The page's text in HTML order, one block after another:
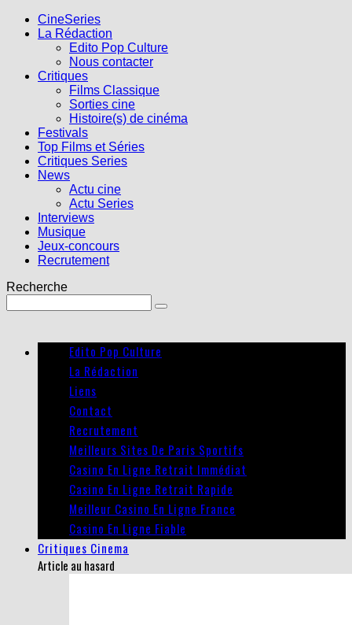
CineSeries
La Rédaction
Edito Pop Culture
Nous contacter
Critiques
Films Classique
Sorties cine
Histoire(s) de cinéma
Festivals
Top Films et Séries
Critiques Series
News
Actu cine
Actu Series
Interviews
Musique
Jeux-concours
Recrutement
Recherche
Edito Pop Culture
La Rédaction
Liens
Contact
Recrutement
Meilleurs Sites De Paris Sportifs
Casino En Ligne Retrait Immédiat
Casino En Ligne Retrait Rapide
Meilleur Casino En Ligne France
Casino En Ligne Fiable
Critiques Cinema
Article au hasard